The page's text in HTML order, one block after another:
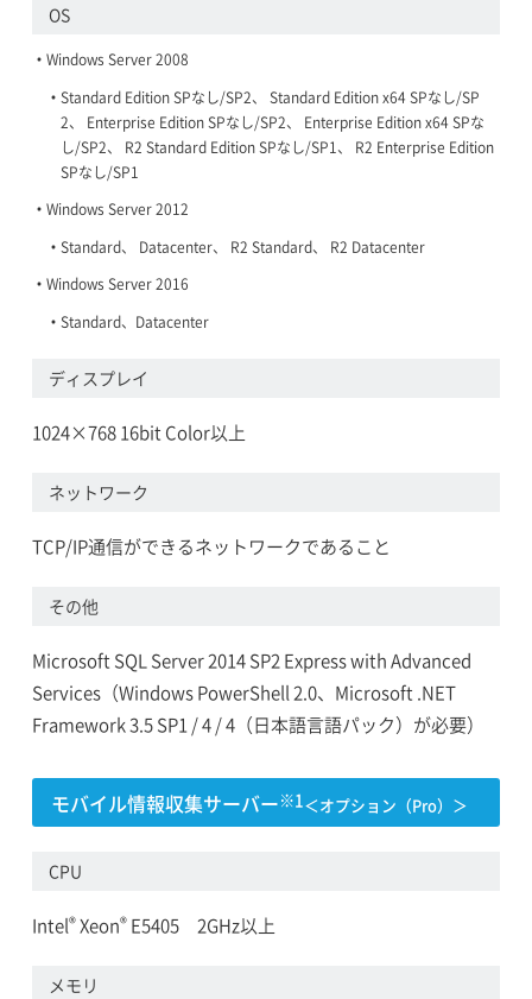
OS
Windows Server 2008
Standard Edition SPなし/SP2、 Standard Edition x64 SPなし/SP
2、 Enterprise Edition SPなし/SP2、 Enterprise Edition x64 SPな
し/SP2、 R2 Standard Edition SPなし/SP1、 R2 Enterprise Edition
SPなし/SP1
Windows Server 2012
Standard、 Datacenter、 R2 Standard、 R2 Datacenter
Windows Server 2016
Standard、Datacenter
ディスプレイ
1024×768 16bit Color以上
ネットワーク
TCP/IP通信ができるネットワークであること
その他
Microsoft SQL Server 2014 SP2 Express with Advanced
Services（Windows PowerShell 2.0、Microsoft .NET
Framework 3.5 SP1 / 4 / 4（日本語言語パック）が必要）
モバイル情報収集サーバー※1＜オプション（Pro）＞
CPU
Intel®Xeon®E5405 2GHz以上
メモリ